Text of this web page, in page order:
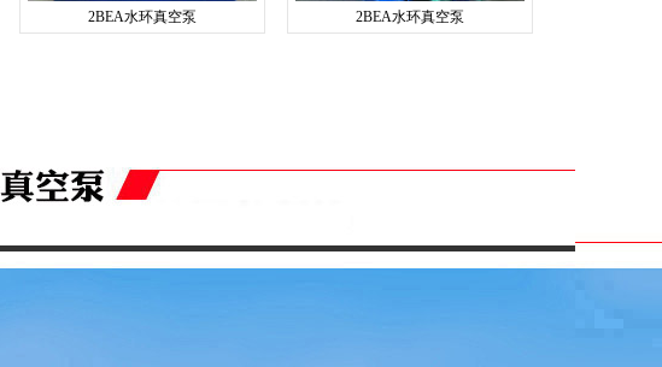
2BEA水环真空泵 2BEA水环真空泵